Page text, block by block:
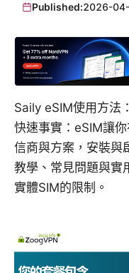
Published:2026-
Saily eSIM使用方法
快速事實：eSIM讓
信商與方案，安裝與
教學、常見問題與實
實體SIM的限制。